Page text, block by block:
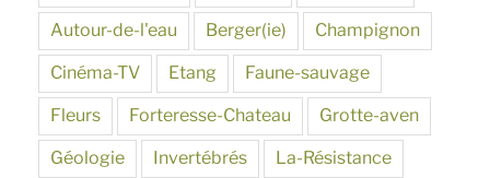
Autour-de-l'eau Berger(ie) Champignon
Cinéma-TV Etang Faune-sauvage
Fleurs Forteresse-Chateau Grotte-aven
Géologie Invertébrés La-Résistance